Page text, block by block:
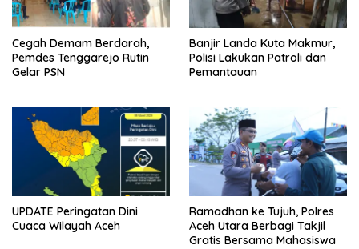
Cegah Demam Berdarah,
Pemdes Tenggarejo Rutin
Gelar PSN
Banjir Landa Kuta Makmur,
Polisi Lakukan Patroli dan
Pemantauan
UPDATE Peringatan Dini
Cuaca Wilayah Aceh
Ramadhan ke Tujuh, Polres
Aceh Utara Berbagi Takjil
Gratis Bersama Mahasiswa